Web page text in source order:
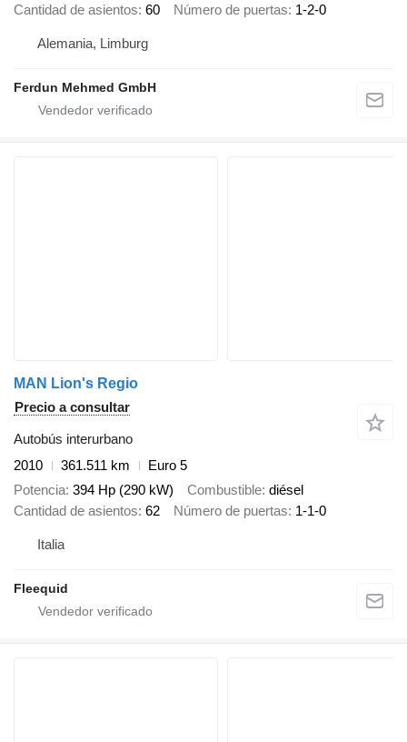
Cantidad de asientos 60 Número de puertas 1-2-0
Alemania, Limburg
Ferdun Mehmed GmbH
MAN Lion's Regio
Precio a consultar
Autobús interurbano
2010
361.511 km
Euro 5
Potencia 394 Hp (290 kW) Combustible diésel
Cantidad de asientos 62 Número de puertas 1-1-0
Italia
Fleequid